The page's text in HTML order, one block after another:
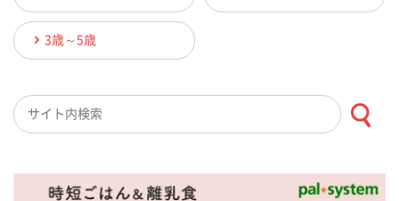
3歳～5歳
検索キーワード入力